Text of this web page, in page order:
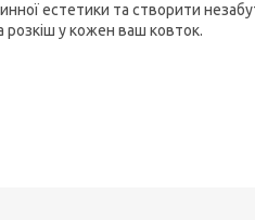
естетики та створити
розкіш у кожен ваш ковток.